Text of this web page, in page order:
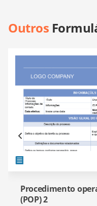
Outros
Procedimento
(POP) 2